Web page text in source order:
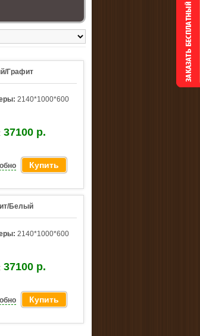
Графит
2140*1000*600
37100 р.
Купить
Белый
2140*1000*600
37100 р.
Купить